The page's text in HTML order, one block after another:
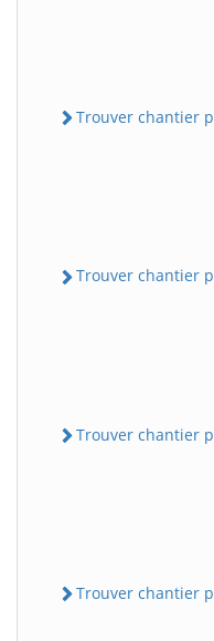
Trouver chantier
Trouver chantier
Trouver chantier
Trouver chantier